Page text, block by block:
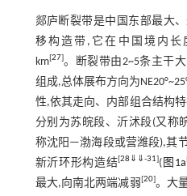
郯庐断裂带是中国东部最大
移构造带,它在中国境内长
km 27 。断裂带由2~5条主干
组成,总体展布方向为
性,依其走向、内部组合结构
分别为苏皖段、沂沭段(又称
称沈阳—渤海段或营潍段),其
新沂环形构造结 [28 ⇓ ⇓-31 ( 图1a
最大,向南北两端减弱 20] 。大